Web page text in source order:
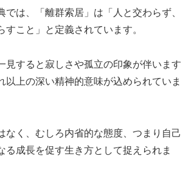
では、「離群索居」は「人と交わらず、
すこと」と定義されています。
見すると寂しさや孤立の印象が伴います
以上の深い精神的意味が込められていま
なく、むしろ内省的な態度、つまり自己
る成長を促す生き方として捉えられま